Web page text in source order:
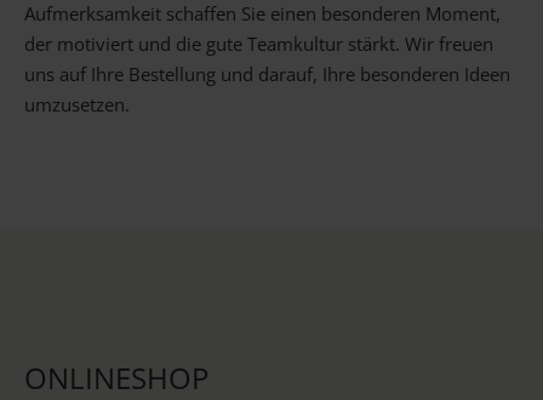
Aufmerksamkeit schaffen Sie einen besonderen Moment,
der motiviert und die gute Teamkultur stärkt. Wir freuen
uns auf Ihre Bestellung und darauf, Ihre besonderen Ideen
umzusetzen.
ONLINESHOP